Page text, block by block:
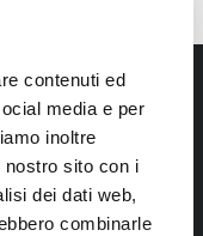
contenuti ed
media e per
inoltre
sito con i
dei dati web,
combinarle
Speedup
primo acquisto online!